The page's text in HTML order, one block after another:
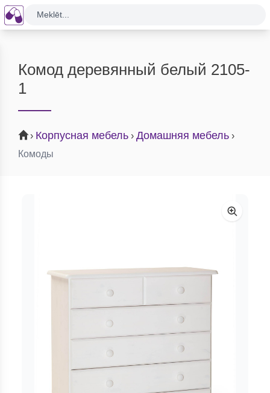
Meklēt...
Комод деревянный белый 2105-
1
› Корпусная мебель › Домашняя мебель ›
Комоды